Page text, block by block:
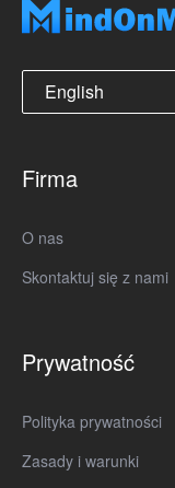
English
Firma
O nas
Skontaktuj się z nami
Prywatność
Polityka prywatności
Zasady i warunki